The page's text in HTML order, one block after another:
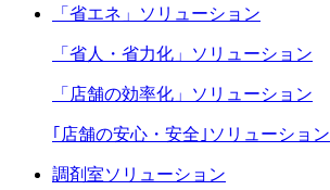
「省エネ」ソリューション
「省人・省力化」ソリューション
「店舗の効率化」ソリューション
｢店舗の安心・安全｣ソリューション
調剤室ソリューション